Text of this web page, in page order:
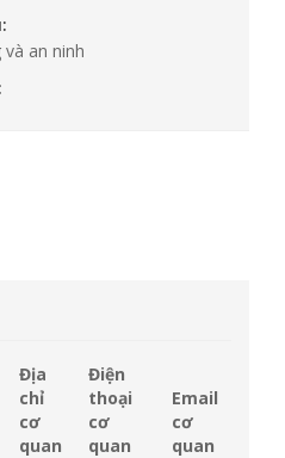
an ninh
Địa
chỉ
cơ
quan
Điện
thoại
cơ
quan
Email
cơ
quan